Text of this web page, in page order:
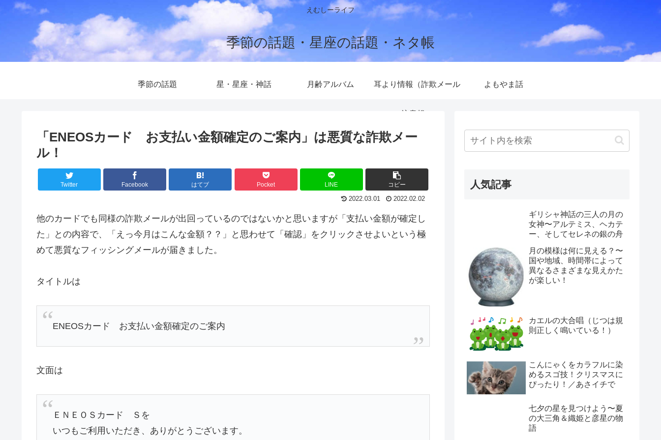
えむしーライフ
季節の話題・星座の話題・ネタ帳
季節の話題 星・星座・神話 月齢アルバム 耳より情報（詐欺メール
注意報）
よもやま話
「ENEOSカード お支払い金額確定のご案内」は悪質な詐欺メー
ル！
Twitter Facebook はてブ Pocket LINE コピー
2022.03.01 2022.02.02
他のカードでも同様の詐欺メールが出回っているのではないかと思いますが「支払い金額が確定し
た」との内容で、「えっ今月はこんな金額？？」と思わせて「確認」をクリックさせよいという極
めて悪質なフィッシングメールが届きました。
タイトルは
ENEOSカード お支払い金額確定のご案内
文面は
ＥＮＥＯＳカード Ｓを
いつもご利用いただき、ありがとうございます。
人気記事
ギリシャ神話の三人の月の
女神〜アルテミス、ヘカテ
ー、そしてセレネの銀の舟
月の模様は何に見える？〜
国や地域、時間帯によって
異なるさまざまな見えかた
が楽しい！
カエルの大合唱（じつは規
則正しく鳴いている！）
こんにゃくをカラフルに染
めるスゴ技！クリスマスに
ぴったり！／あさイチで
七夕の星を見つけよう〜夏
の大三角＆織姫と彦星の物
語